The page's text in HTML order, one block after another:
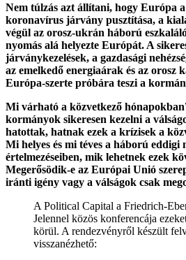
Nem túlzás azt állítani, hogy Európa
koronavírus járvány pusztítása, a
végül az orosz-ukrán háború
nyomás alá helyezte Európát. A
járványkezelések, a gazdasági
az emelkedő energiaárak és az orosz
Európa-szerte próbára teszi a
Mi várható a közvetkező
kormányok sikeresen kezelni a
hatottak, hatnak ezek a krízisek a
Mi helyes és mi téves a háború eddigi
értelmezéseiben, mik lehetnek ezek
Megerősödik-e az Európai Unió
iránti igény vagy a válságok csak
A Political Capital a Friedrich-
Jelennel közös konferencája
körül. A rendezvényről készült
visszanézhető: